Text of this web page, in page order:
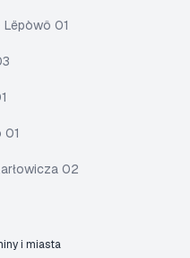
01
01
02
i miasta